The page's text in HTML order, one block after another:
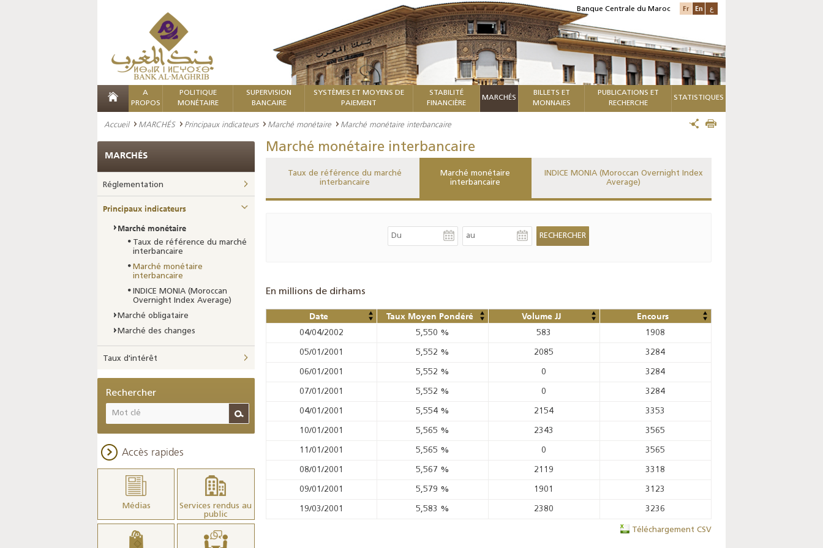
Banque Centrale du Maroc Fr En ع
A
PROPOS
POLITIQUE
MONÉTAIRE
SUPERVISION
BANCAIRE
SYSTÈMES ET MOYENS DE
PAIEMENT
STABILITÉ
FINANCIÈRE
MARCHÉS
BILLETS ET
MONNAIES
PUBLICATIONS ET
RECHERCHE
STATISTIQUES
Accueil MARCHÉS Principaux indicateurs Marché monétaire Marché monétaire interbancaire
Marché monétaire interbancaire
Taux de référence du marché
interbancaire
Marché monétaire
interbancaire
INDICE MONIA (Moroccan Overnight Index
Average)
En millions de dirhams
Date Taux Moyen Pondéré Volume JJ Encours
04/04/2002 5,550 % 583 1908
05/01/2001 5,552 % 2085 3284
06/01/2001 5,552 % 0 3284
07/01/2001 5,552 % 0 3284
04/01/2001 5,554 % 2154 3353
10/01/2001 5,565 % 2343 3565
11/01/2001 5,565 % 0 3565
08/01/2001 5,567 % 2119 3318
09/01/2001 5,579 % 1901 3123
19/03/2001 5,583 % 2380 3236
Téléchargement CSV
MARCHÉS
Réglementation
Principaux indicateurs
Marché monétaire
Taux de référence du marché
interbancaire
Marché monétaire
interbancaire
INDICE MONIA (Moroccan
Overnight Index Average)
Marché obligataire
Marché des changes
Taux d'intérêt
Rechercher
Accès rapides
Médias
Services rendus au
public